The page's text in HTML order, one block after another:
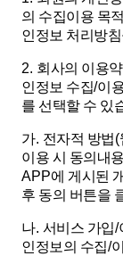
의 수집이용 목
인정보 처리방
2. 회사의 이용
인정보 수집/이
를 선택할 수 있
가. 전자적 방법(
이용 시 동의내
APP에 게시된
후 동의 버튼을
나. 서비스 가입/
인정보의 수집/